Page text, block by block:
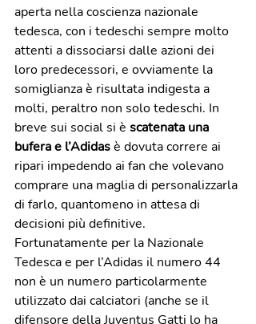
aperta nella coscienza nazionale
tedesca, con i tedeschi sempre molto
attenti a dissociarsi dalle azioni dei
loro predecessori, e ovviamente la
somiglianza è risultata indigesta a
molti, peraltro non solo tedeschi. In
breve sui social si è scatenata una
bufera e l’Adidas è dovuta correre ai
ripari impedendo ai fan che volevano
comprare una maglia di personalizzarla
di farlo, quantomeno in attesa di
decisioni più definitive.
Fortunatamente per la Nazionale
Tedesca e per l’Adidas il numero 44
non è un numero particolarmente
utilizzato dai calciatori (anche se il
difensore della Juventus Gatti lo ha